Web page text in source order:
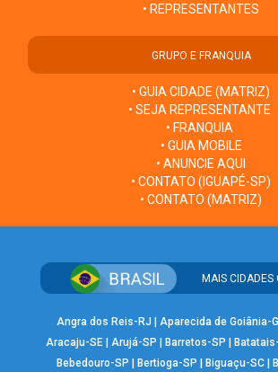
• REPRESENTANTES
GRUPO E FRANQUIA
• GUIA CIDADE (MATRIZ)
• SEJA REPRESENTANTE
• FRANQUIA
• GUIA MOBILE
• ANUNCIE AQUI
• CONTATO (IGUAPÉ-SP)
• CONTATO (MATRIZ)
MAIS CIDADES
Angra dos Reis-RJ Aparecida de Goiânia-
Aracaju-SE |Arujá-SP Barretos-SP
Bebedouro-SP
Bertioga-SP Biguaçu-SC